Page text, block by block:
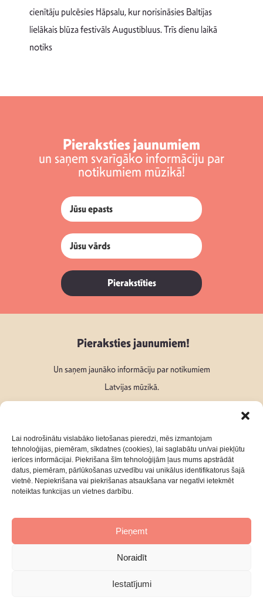
Lai nodrošinātu vislabāko lietošanas pieredzi, mēs izmantojam
tehnoloģijas, piemēram, sīkdatnes (cookies), lai saglabātu un/vai piekļūtu
ierīces informācijai. Piekrišana šīm tehnoloģijām ļaus mums apstrādāt
datus, piemēram, pārlūkošanas uzvedību vai unikālus identifikatorus šajā
vietnē. Nepiekrišana vai piekrišanas atsaukšana var negatīvi ietekmēt
noteiktas funkcijas un vietnes darbību.
Pieņemt
Noraidīt
Iestatījumi
cienītāju pulcēsies Hāpsalu, kur norisināsies Baltijas
lielākais blūza festivāls Augustibluus. Trīs dienu laikā
notiks
Pieraksties jaunumiem
un saņem svarīgāko informāciju par
notikumiem mūzikā!
Pierakstīties
Pieraksties jaunumiem!
Un saņem jaunāko informāciju par notikumiem
Latvijas mūzikā.
Seko mums:
Par mumsKontakti